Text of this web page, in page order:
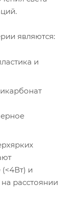
являются:
и
и
расстоянии